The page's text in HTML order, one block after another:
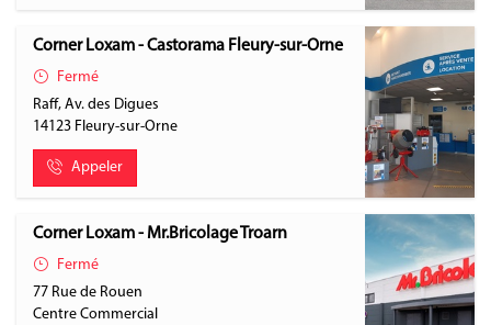
Corner Loxam - Castorama Fleury-sur-Orne
Fermé
Raff, Av. des Digues
14123 Fleury-sur-Orne
Appeler
Corner Loxam - Mr.Bricolage Troarn
Fermé
77 Rue de Rouen
Centre Commercial